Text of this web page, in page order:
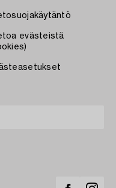
evästeistä